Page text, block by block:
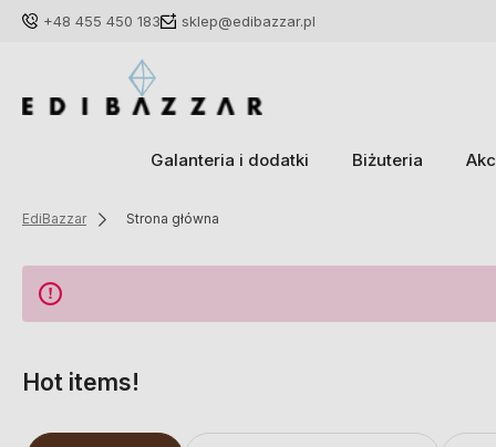
+48 455 450 183 sklep@edibazzar.pl
Galanteria i dodatki Biżuteria
EdiBazzar Strona główna
Hot items!